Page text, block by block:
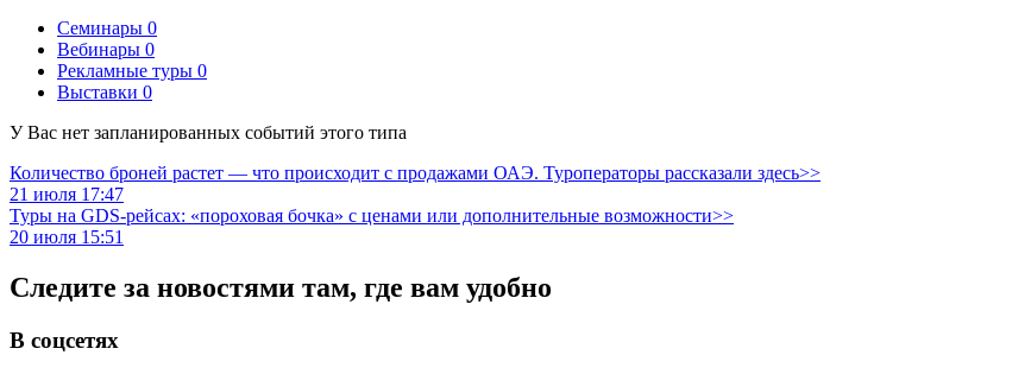
Семинары 0
Вебинары 0
Рекламные туры 0
Выставки 0
У Вас нет запланированных событий этого типа
Количество броней растет — что происходит с продажами ОАЭ. Туроператоры рассказали здесь>>
21 июля 17:47
Туры на GDS-рейсах: «пороховая бочка» с ценами или дополнительные возможности>>
20 июля 15:51
Следите за новостями там, где вам удобно
В соцсетях